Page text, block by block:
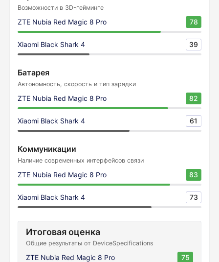
Возможности в 3D-гейминге
ZTE Nubia Red Magic 8 Pro 78
Xiaomi Black Shark 4 39
Батарея
Автономность, скорость и тип зарядки
ZTE Nubia Red Magic 8 Pro 82
Xiaomi Black Shark 4 61
Коммуникации
Наличие современных интерфейсов связи
ZTE Nubia Red Magic 8 Pro 83
Xiaomi Black Shark 4 73
Итоговая оценка
Общие результаты от DeviceSpecifications
ZTE Nubia Red Magic 8 Pro 75